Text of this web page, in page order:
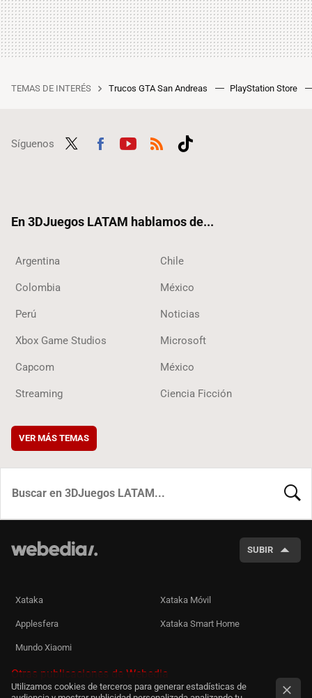
TEMAS DE INTERÉS Trucos GTA San Andreas PlayStation Store
Síguenos
En 3DJuegos LATAM hablamos de...
Argentina Chile
Colombia México
Perú Noticias
Xbox Game Studios Microsoft
Capcom México
Streaming Ciencia Ficción
VER MÁS TEMAS
SUBIR
Xataka Xataka Móvil
Applesfera Xataka Smart Home
Mundo Xiaomi
Otras publicaciones de Webedia
Utilizamos cookies de terceros para generar estadísticas de